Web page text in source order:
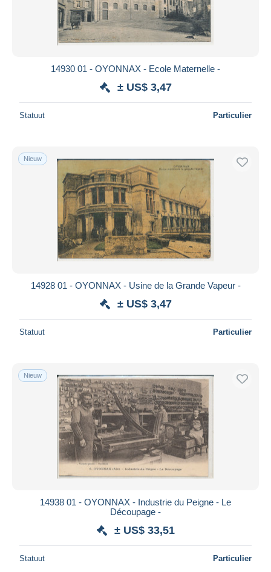
14930 01 - OYONNAX - Ecole Maternelle -
± US$ 3,47
Statuut Particulier
Nieuw
14928 01 - OYONNAX - Usine de la Grande Vapeur -
± US$ 3,47
Statuut Particulier
Nieuw
14938 01 - OYONNAX - Industrie du Peigne - Le
Découpage -
± US$ 33,51
Statuut Particulier